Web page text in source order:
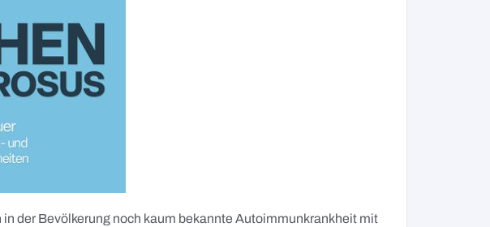
der Bevölkerung noch kaum bekannte Autoimmunkrankheit mit